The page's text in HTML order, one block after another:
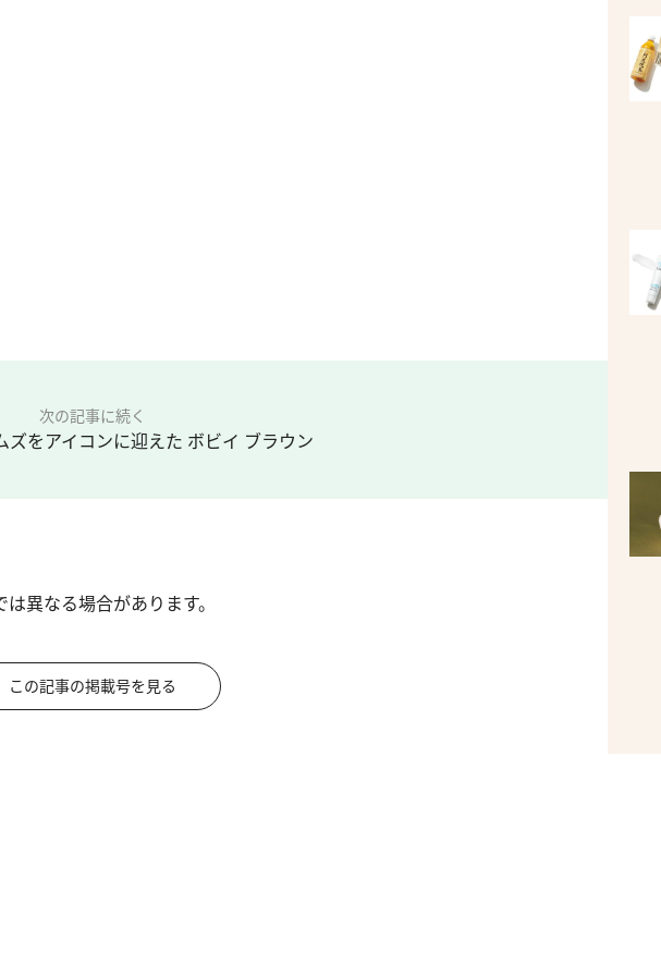
次の記事に続く
ズをアイコンに迎えた ボビイ ブラウン
異なる場合があります。
この記事の掲載号を見る